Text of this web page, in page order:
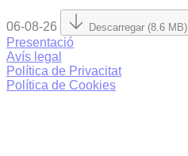
06-08-26 Descarregar (8.6 MB)
Presentació
Avís legal
Política de Privacitat
Política de Cookies